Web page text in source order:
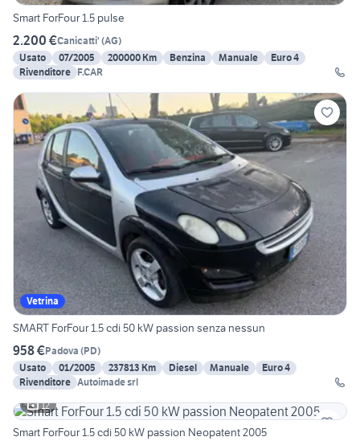
Smart ForFour 1.5 pulse
2.200 €Canicatti' (AG)
Usato
07/2005 200000 Km Benzina Manuale
Euro 4
Rivenditore F.CAR
Vetrina
SMART ForFour 1.5 cdi 50 kW passion senza nessun
958 €Padova (PD)
Usato
01/2005 237813 Km Diesel Manuale
Euro 4
Rivenditore Autoimade srl
12
Smart ForFour 1.5 cdi 50 kW passion Neopatent 2005